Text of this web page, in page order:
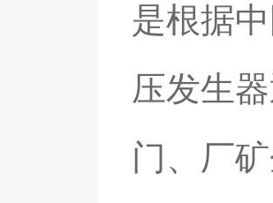
是根据
压发生
门、厂